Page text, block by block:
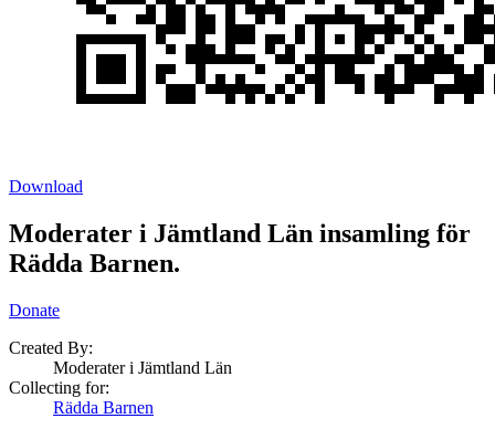
Download
Moderater i Jämtland Län insamling för
Rädda Barnen.
Donate
Created By:
Moderater i Jämtland Län
Collecting for:
Rädda Barnen